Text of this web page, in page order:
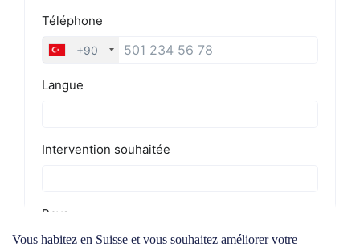
Vous habitez en Suisse et vous souhaitez améliorer votre